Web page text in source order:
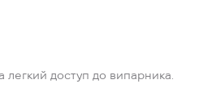
легкий доступ до випарника.